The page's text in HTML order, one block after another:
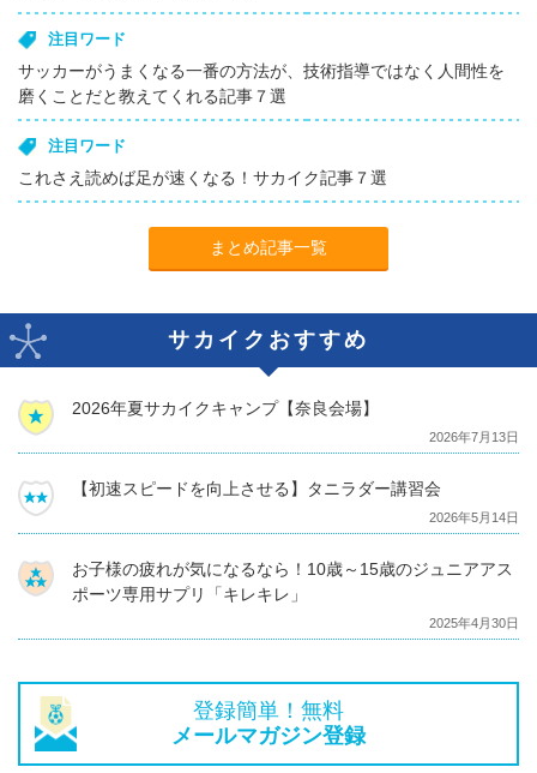
注目ワード
サッカーがうまくなる一番の方法が、技術指導ではなく人間性を
磨くことだと教えてくれる記事７選
注目ワード
これさえ読めば足が速くなる！サカイク記事７選
まとめ記事一覧
サカイクおすすめ
2026年夏サカイクキャンプ【奈良会場】
2026年7月13日
【初速スピードを向上させる】タニラダー講習会
2026年5月14日
お子様の疲れが気になるなら！10歳～15歳のジュニアアス
ポーツ専用サプリ「キレキレ」
2025年4月30日
登録簡単！無料
メールマガジン登録